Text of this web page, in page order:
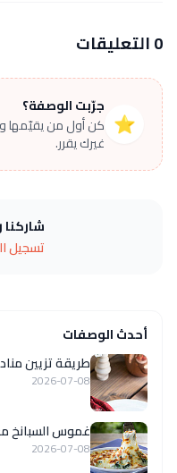
0 التعليقات
⭐
جرّبت الوصفة؟
كن أول من يقيّمها
غيرك يقرر.
تسجيل
أحدث الوصفات
طريقة تزيين
2026-07-08
غموس السبانخ
2026-07-08